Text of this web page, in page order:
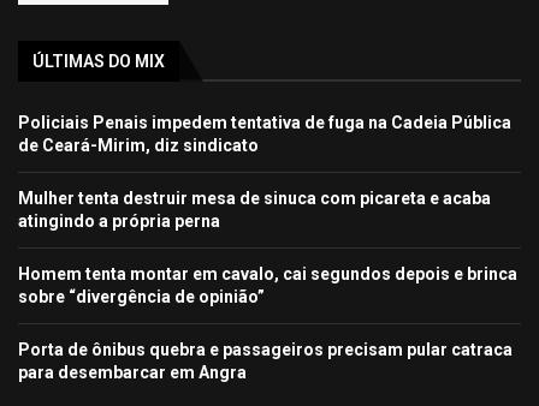
ÚLTIMAS DO MIX
Policiais Penais impedem tentativa de fuga na Cadeia Pública
de Ceará-Mirim, diz sindicato
Mulher tenta destruir mesa de sinuca com picareta e acaba
atingindo a própria perna
Homem tenta montar em cavalo, cai segundos depois e brinca
sobre “divergência de opinião”
Porta de ônibus quebra e passageiros precisam pular catraca
para desembarcar em Angra